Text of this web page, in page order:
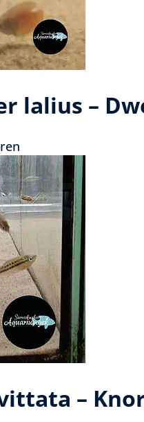
lalius –
product
heeft
meerdere
variaties.
Deze
optie
kan
gekozen
worden
op
de
productpagina
–